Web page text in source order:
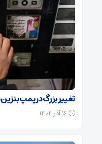
تغییر بزرگ در پمپ